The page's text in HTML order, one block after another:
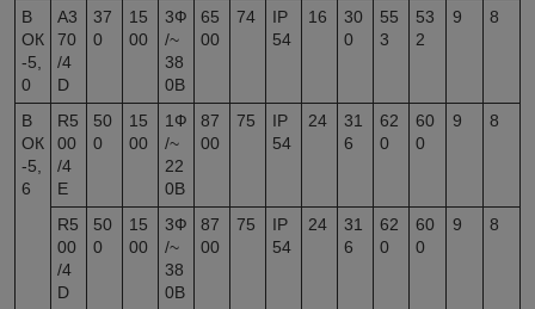
В
ОК
-5,
0
А3
70
/4
D
37
0
15
00
3Ф
/~
38
0В
65
00
74
IP
54
16
30
0
55
3
53
2
9 8
В
ОК
-5,
6
R5
00
/4
E
50
0
15
00
1Ф
/~
22
0В
87
00
75
IP
54
24
31
6
62
0
60
0
9 8
R5
00
/4
D
50
0
15
00
3Ф
/~
38
0В
87
00
75
IP
54
24
31
6
62
0
60
0
9 8